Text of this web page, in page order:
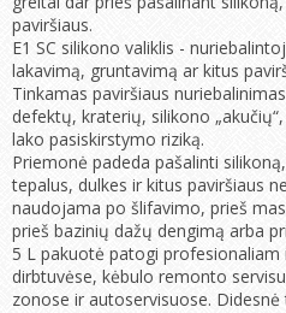
paviršiaus.
E1 SC silikono valiklis -
lakavimą, gruntavimą ar kitus
Tinkamas paviršiaus
defektų, kraterių, silikono
lako pasiskirstymo riziką.
Priemonė padeda pašalinti
tepalus, dulkes ir kitus paviršiaus
naudojama po šlifavimo, prieš
prieš bazinių dažų dengimą arba
5 L pakuotė patogi
dirbtuvėse, kėbulo remonto
zonose ir autoservisuose.